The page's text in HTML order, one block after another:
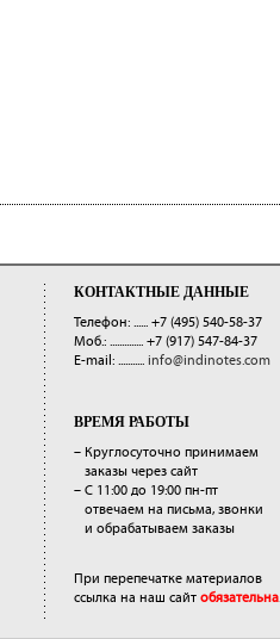
КОНТАКТНЫЕ ДАННЫЕ
Телефон: ...... +7 (495) 540-58-37
Моб.: .............. +7 (917) 547-84-37
E-mail: ........... info@indinotes.com
ВРЕМЯ РАБОТЫ
– Круглосуточно принимаем
заказы через сайт
– С 11:00 до 19:00 пн-пт
отвечаем на письма, звонки
и обрабатываем заказы
При перепечатке материалов
ссылка на наш сайт обязательна.